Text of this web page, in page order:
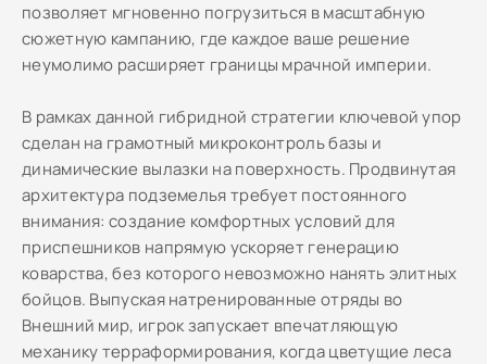
позволяет мгновенно погрузиться в масштабную
сюжетную кампанию, где каждое ваше решение
неумолимо расширяет границы мрачной империи.
В рамках данной гибридной стратегии ключевой упор
сделан на грамотный микроконтроль базы и
динамические вылазки на поверхность. Продвинутая
архитектура подземелья требует постоянного
внимания: создание комфортных условий для
приспешников напрямую ускоряет генерацию
коварства, без которого невозможно нанять элитных
бойцов. Выпуская натренированные отряды во
Внешний мир, игрок запускает впечатляющую
механику терраформирования, когда цветущие леса